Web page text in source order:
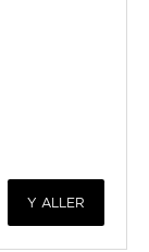
Y ALLER